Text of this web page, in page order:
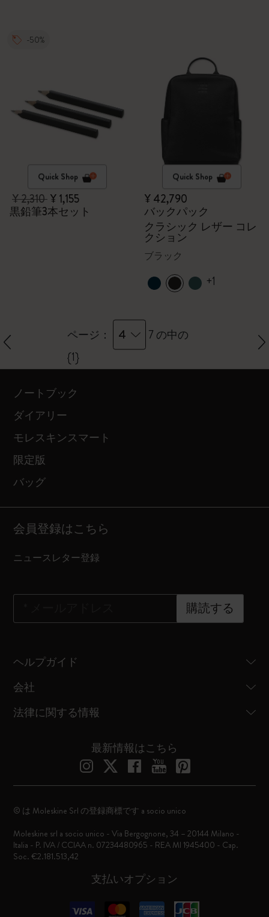
-50%
Quick Shop
¥ 2,310¥ 1,155
黒鉛筆3本セット
Quick Shop
¥ 42,790
バックパック
クラシック レザー コレ
クション
ブラック
+1
ページ： 4
7 の中の
{1}
ノートブック
ダイアリー
モレスキンスマート
限定版
バッグ
会員登録はこちら
ニュースレター登録
購読する
ヘルプガイド
会社
法律に関する情報
最新情報はこちら
支払いオプション
© は Moleskine Srl の登録商標です a socio unico
Moleskine srl a socio unico - Via Bergognone, 34 – 20144 Milano -
Italia - P. IVA / CCIAA n. 07234480965 - REA MI 1945400 - Cap.
Soc. €2.181.513,42